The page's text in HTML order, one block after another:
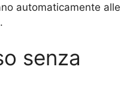
automaticamente alle
senza